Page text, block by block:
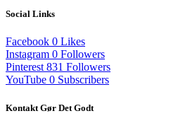
Social Links
Facebook 0 Likes
Instagram 0 Followers
Pinterest 831 Followers
YouTube 0 Subscribers
Kontakt Gør Det Godt